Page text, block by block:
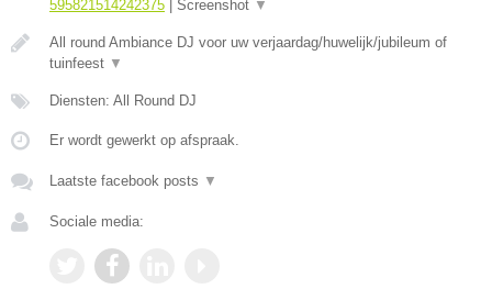
595821514242375 Screenshot ▼
All round Ambiance DJ voor uw verjaardag/huwelijk/jubileum of
tuinfeest ▼
Diensten: All Round DJ
Er wordt gewerkt op afspraak.
Laatste facebook posts ▼
Sociale media: